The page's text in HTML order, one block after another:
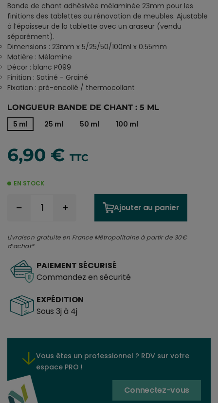
Bande de chant adhésivée mélaminée 23mm pour les
finitions des tablettes ou rénovation de meubles. Ajustable
à l’épaisseur de la tablette avec un araseur (vendu
séparément).
Dimensions : 23mm x 5/25/50/100ml x 0.55mm
Matière : Mélamine
Décor : blanc P099
Finition : Satiné - Grainé
Fixation : pré-encollé / thermocollant
LONGUEUR BANDE DE CHANT : 5 ML
5 ml 25 ml 50 ml 100 ml
6,90 € TTC
EN STOCK
Ajouter au panier
Livraison gratuite en France Métropolitaine à partir de 30€
d’achat*
PAIEMENT SÉCURISÉ
Commandez en sécurité
EXPÉDITION
Sous 3j à 4j
Vous êtes un professionnel ? RDV sur votre
espace PRO !
Connectez-vous